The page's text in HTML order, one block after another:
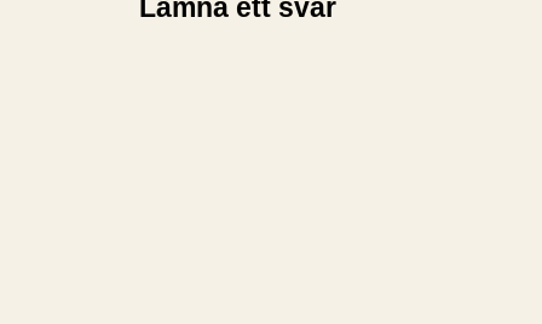
Lämna ett svar